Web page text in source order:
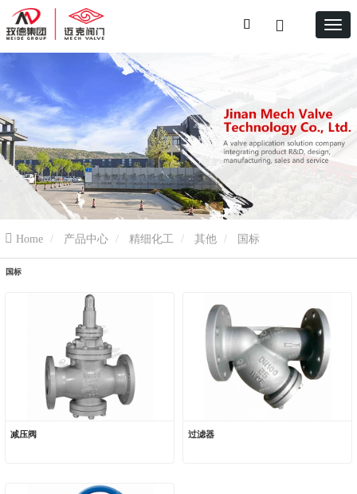
Home 产品中心 精细化工 其他 国标
国标
减压阀 过滤器